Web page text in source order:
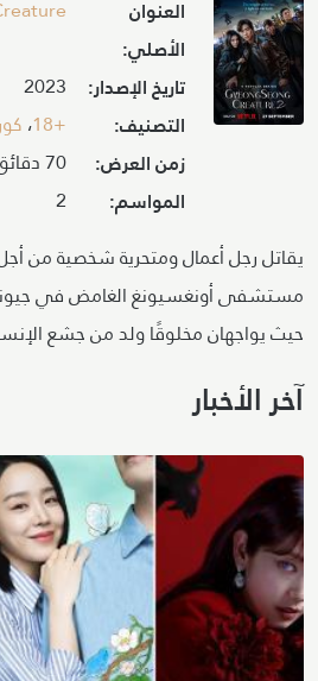
Image
العنوان
الأصلي:
تاريخ الإصدار: 2023
التصنيف: +18 ،
زمن العرض: 70 دقائق
المواسم:
2
يقاتل رجل أعمال ومتحرية شخصية من
حيث يواجهان مخلوقًا ولد من جشع
آخر الأخبار